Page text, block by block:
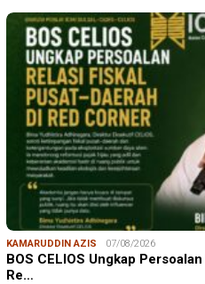
KAMARUDDIN AZIS 07/08/2026
BOS CELIOS Ungkap
Re…